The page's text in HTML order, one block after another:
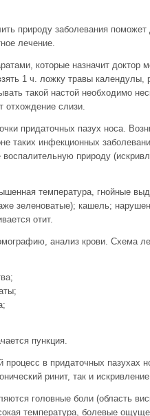
природу заболевания поможет
лечение.
которые назначит доктор
1 ч. ложку травы
такой настой необходимо
отхождение слизи.
придаточных пазух носа.
таких инфекционных
природу
температура, гнойные
зеленоватые); кашель;
отит.
анализ крови. Схема
пункция.
процесс в придаточных пазухах
ринит, так и
головные боли (область
температура, болевые